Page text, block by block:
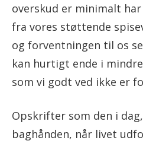
overskud er minimalt
fra vores støttende
og forventningen til os
kan hurtigt ende i
som vi godt ved ikke er
Opskrifter som den i
baghånden, når livet